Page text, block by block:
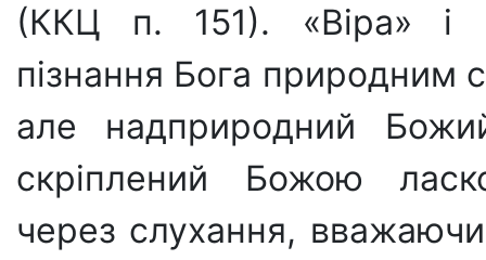
(ККЦ п. 151). «Віра» і
пізнання Бога природним
але надприродний
скріпле­ний Божою
через слухання,